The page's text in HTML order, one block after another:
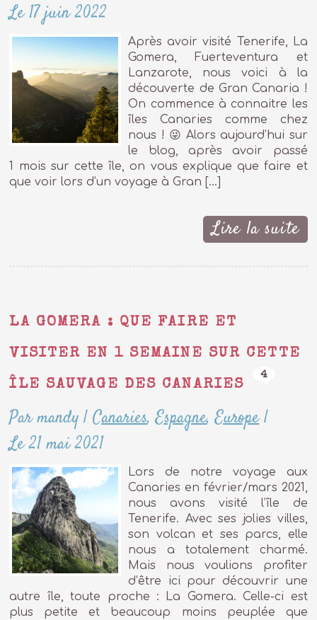
Le 17 juin 2022
Après avoir visité Tenerife, La
Gomera, Fuerteventura et
Lanzarote, nous voici à la
découverte de Gran Canaria !
On commence à connaitre les
îles Canaries comme chez
nous ! 😜 Alors aujourd’hui sur
le blog, après avoir passé
1 mois sur cette île, on vous explique que faire et
que voir lors d’un voyage à Gran […]
Lire la suite
LA GOMERA : QUE FAIRE ET
VISITER EN 1 SEMAINE SUR CETTE
ÎLE SAUVAGE DES CANARIES
4
Par mandy |Canaries,Espagne,Europe|
Le 21 mai 2021
Lors de notre voyage aux
Canaries en février/mars 2021,
nous avons visité l’île de
Tenerife. Avec ses jolies villes,
son volcan et ses parcs, elle
nous a totalement charmé.
Mais nous voulions profiter
d’être ici pour découvrir une
autre île, toute proche : La Gomera. Celle-ci est
plus petite et beaucoup moins peuplée que